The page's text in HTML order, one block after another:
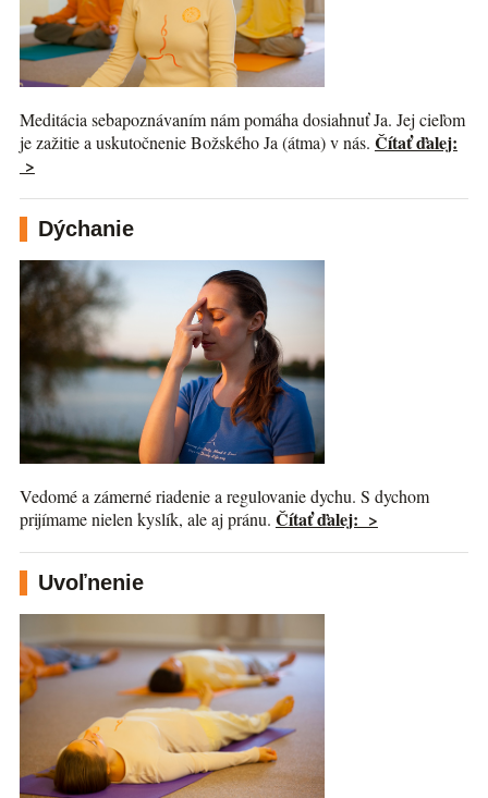
Meditácia sebapoznávaním nám pomáha dosiahnuť Ja. Jej cieľom
je zažitie a uskutočnenie Božského Ja (átma) v nás. Čítať ďalej:
>
Dýchanie
Vedomé a zámerné riadenie a regulovanie dychu. S dychom
prijímame nielen kyslík, ale aj pránu. Čítať ďalej: >
Uvoľnenie